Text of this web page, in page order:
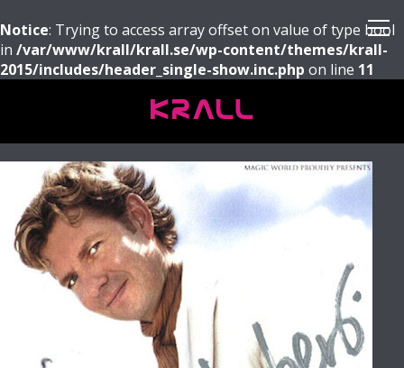
Notice: Trying to access array offset on value of type bool
in /var/www/krall/krall.se/wp-content/themes/krall-
2015/includes/header_single-show.inc.php on line 11